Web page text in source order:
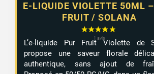
E-LIQUIDE VIOLETTE 50ML
FRUIT / SOLANA
L’e-liquide Pur Fruit Violette de
propose une saveur florale
authentique, sans ajout de